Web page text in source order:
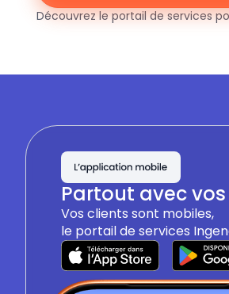
Découvrez le portail de services
Partout avec
Vos clients sont mobiles,
le portail de services